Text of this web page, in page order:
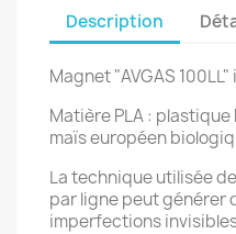
Description
Magnet "AVGAS
Matière PLA :
maïs européen
La technique utilisée
par ligne peut générer
imperfections